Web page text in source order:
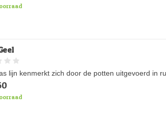
lijn kenmerkt zich door de potten uitgevoerd in